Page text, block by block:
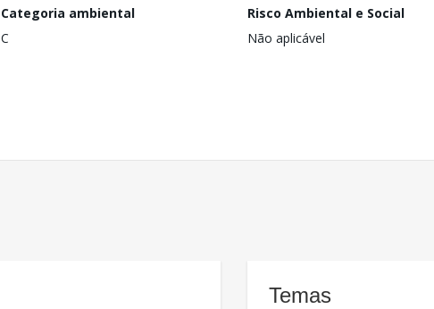
Categoria ambiental
C
Risco Ambiental e Social
Não aplicável
Temas